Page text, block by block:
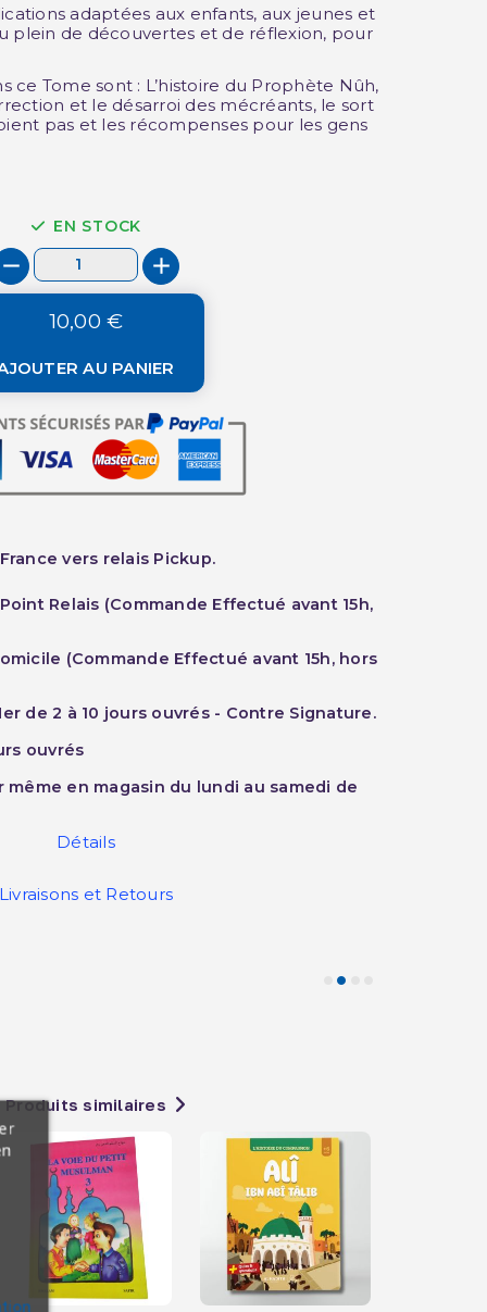
adaptées aux enfants, aux jeunes et
plein de découvertes et de réflexion, pour
ce Tome sont : L’histoire du Prophète Nûh,
et le désarroi des mécréants, le sort
pas et les récompenses pour les gens
EN STOCK
10,00 €
AU PANIER
vers relais Pickup.
Relais (Commande Effectué avant 15h,
(Commande Effectué avant 15h, hors
de 2 à 10 jours ouvrés - Contre Signature.
ouvrés
même en magasin du lundi au samedi de
Détails
Livraisons et Retours
Produits similaires